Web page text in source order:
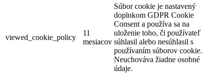
viewed_cookie_policy
11
mesiacov
Súbor cookie je nastavený
doplnkom GDPR Cookie
Consent a používa sa na
uloženie toho, či používateľ
súhlasil alebo nesúhlasil s
používaním súborov cookie.
Neuchováva žiadne osobné
údaje.